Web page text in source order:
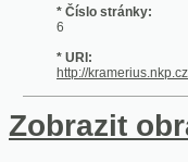
* URI:
Zobrazit